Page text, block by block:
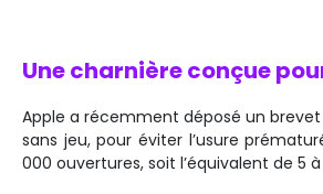
Une charnière conçue
Apple a récemment déposé un
sans jeu, pour éviter l’usure
000 ouvertures, soit l’équivalent de 5